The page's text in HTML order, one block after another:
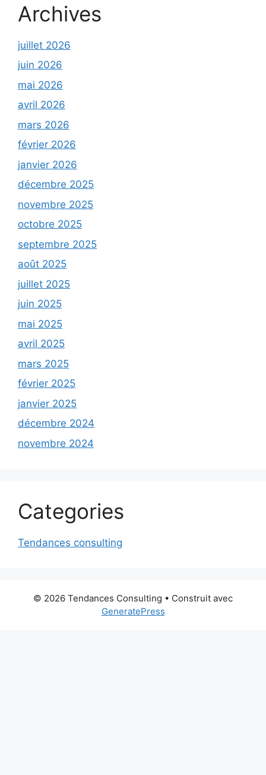
Archives
juillet 2026
juin 2026
mai 2026
avril 2026
mars 2026
février 2026
janvier 2026
décembre 2025
novembre 2025
octobre 2025
septembre 2025
août 2025
juillet 2025
juin 2025
mai 2025
avril 2025
mars 2025
février 2025
janvier 2025
décembre 2024
novembre 2024
Categories
Tendances consulting
© 2026 Tendances Consulting • Construit avec
GeneratePress